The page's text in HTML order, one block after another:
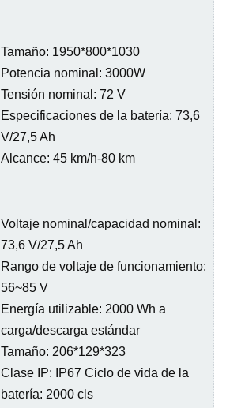
Tamaño: 1950*800*1030
Potencia nominal: 3000W
Tensión nominal: 72 V
Especificaciones de la batería: 73,6
V/27,5 Ah
Alcance: 45 km/h-80 km
Voltaje nominal/capacidad nominal:
73,6 V/27,5 Ah
Rango de voltaje de funcionamiento:
56~85 V
Energía utilizable: 2000 Wh a
carga/descarga estándar
Tamaño: 206*129*323
Clase IP: IP67 Ciclo de vida de la
batería: 2000 cls